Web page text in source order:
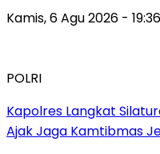
Kamis, 6 Agu 2026 -
POLRI
Kapolres Langkat
Ajak Jaga Kamtibmas